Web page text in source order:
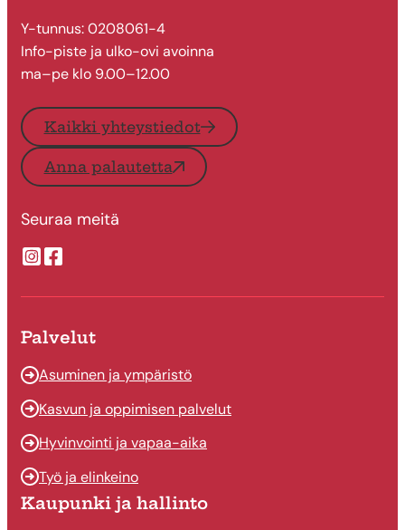
Y-tunnus: 0208061-4
Info-piste ja ulko-ovi avoinna
ma–pe klo 9.00–12.00
Kaikki yhteystiedot
Anna palautetta
Seuraa meitä
Suonenjoen kaupungin Instragram
Suonenjoen kaupungin Facebook
Palvelut
Asuminen ja ympäristö
Kasvun ja oppimisen palvelut
Hyvinvointi ja vapaa-aika
Työ ja elinkeino
Kaupunki ja hallinto